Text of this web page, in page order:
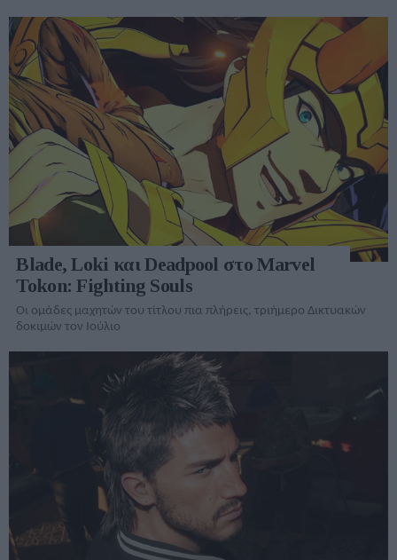
Blade, Loki και Deadpool στο Marvel
Tokon: Fighting Souls
Οι ομάδες μαχητών του τίτλου πια πλήρεις, τριήμερο Δικτυακών
δοκιμών τον Ιούλιο